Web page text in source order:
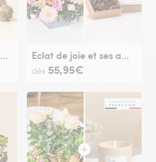
Zeste tendre et son ourson Harry Eclat de joie et ses amandes au chocolat
dès 55,95€